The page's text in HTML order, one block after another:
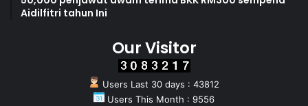
Aidilfitri tahun Ini
Our Visitor
Users Last 30 days : 43812
Users This Month : 9556